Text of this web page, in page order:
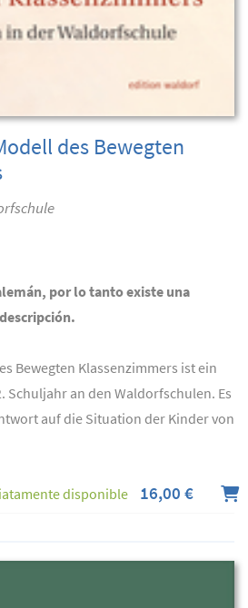
des Bewegten
por lo tanto existe una
Bewegten Klassenzimmers ist ein
Schuljahr an den Waldorfschulen. Es
auf die Situation der Kinder von
disponible 16,00 €